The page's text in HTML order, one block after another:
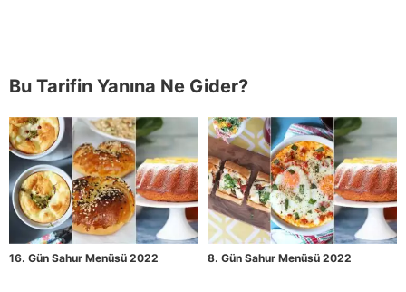
Bu Tarifin Yanına Ne Gider?
16. Gün Sahur Menüsü 2022 8. Gün Sahur Menüsü 2022